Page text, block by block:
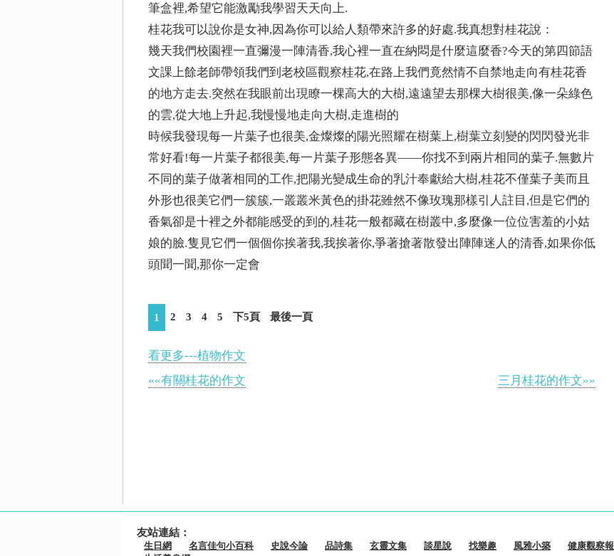
筆盒裡,希望它能激勵我學習天天向上.
桂花我可以說你是女神,因為你可以給人類帶來許多的好處.我真想對桂花說：
幾天我們校園裡一直彌漫一陣清香,我心裡一直在納悶是什麼這麼香?今天的第四節語
文課上餘老師帶領我們到老校區觀察桂花,在路上我們竟然情不自禁地走向有桂花香
的地方走去.突然在我眼前出現瞭一棵高大的大樹,遠遠望去那棵大樹很美,像一朵綠色
的雲,從大地上升起,我慢慢地走向大樹,走進樹的
時候我發現每一片葉子也很美,金燦燦的陽光照耀在樹葉上,樹葉立刻變的閃閃發光非
常好看!每一片葉子都很美,每一片葉子形態各異——你找不到兩片相同的葉子.無數片
不同的葉子做著相同的工作,把陽光變成生命的乳汁奉獻給大樹,桂花不僅葉子美而且
外形也很美它們一簇簇,一叢叢米黃色的掛花雖然不像玫瑰那樣引人註目,但是它們的
香氣卻是十裡之外都能感受的到的,桂花一般都藏在樹叢中,多麼像一位位害羞的小姑
娘的臉.隻見它們一個個你挨著我,我挨著你,爭著搶著散發出陣陣迷人的清香,如果你低
頭聞一聞,那你一定會
1 2 3 4 5 下5頁 最後一頁
看更多---植物作文
««有關桂花的作文
三月桂花的作文»»
友站連結：
生日網 名言佳句小百科 史說今論 品詩集 玄靈文集 談星說 找樂趣 風雅小築 健康觀察報